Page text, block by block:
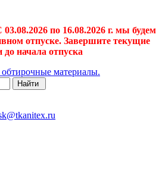
по 16.08.2026 г. мы будем
отпуске. Завершите текущие
до начала отпуска
Найти